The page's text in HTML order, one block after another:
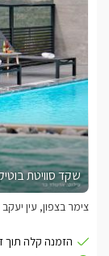
לצפייה
יוקרה -לחצו
שקד סוויטת
צימר בצפון, עין יעקב